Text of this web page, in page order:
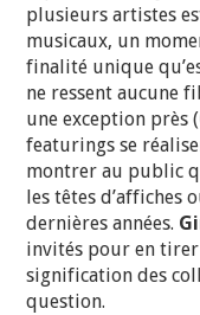
plusieurs artistes
musicaux, un
finalité unique
ne ressent aucune
une exception près (
featurings se
montrer au public
les têtes d’affiches
dernières années.
invités pour en
signification des
question.